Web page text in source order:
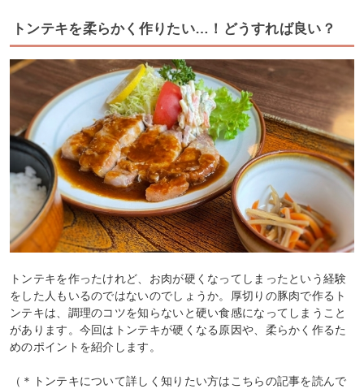
トンテキを柔らかく作りたい…！どうすれば良い？
トンテキを作ったけれど、お肉が硬くなってしまったという経験
をした人もいるのではないのでしょうか。厚切りの豚肉で作るト
ンテキは、調理のコツを知らないと硬い食感になってしまうこと
があります。今回はトンテキが硬くなる原因や、柔らかく作るた
めのポイントを紹介します。
（＊トンテキについて詳しく知りたい方はこちらの記事を読んで